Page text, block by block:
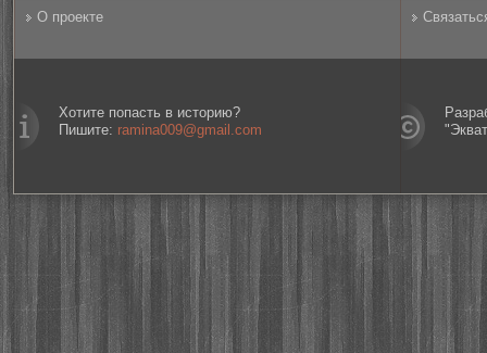
О проекте
Хотите попасть в историю?
Пишите: ramina009@gmail.com